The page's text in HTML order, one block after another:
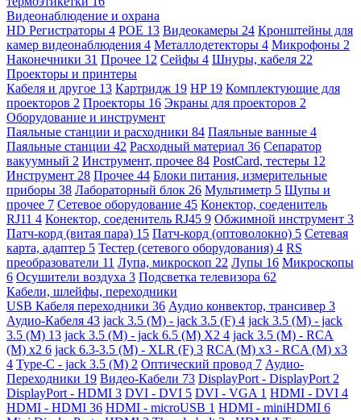
Видеонаблюдение и охрана
HD Регистраторы 4 POE 13 Видеокамеры 24 Кронштейны для
камер видеонаблюдения 4 Металлодетекторы 4 Микрофоны 2
Наконечники 31 Прочее 12 Сейфы 4 Шнуры, кабеля 22
Проекторы и принтеры
Кабеля и другое 13 Картридж 19 HP 19 Комплектующие для
проекторов 2 Проекторы 16 Экраны для проекторов 2
Оборудование и инструмент
Паяльные станции и расходники 84 Паяльные ванные 4
Паяльные станции 42 Расходный материал 36 Сепаратор
вакуумный 2 Инструмент, прочее 84 PostCard, тестеры 12
Инструмент 28 Прочее 44 Блоки питания, измерительные
приборы 38 Лабораторный блок 26 Мультиметр 5 Щупы и
прочее 7 Сетевое оборудование 45 Конектор, соеденитель
RJ11 4 Конектор, соеденитель RJ45 9 Обжимной инструмент 3
Патч-корд (витая пара) 15 Патч-корд (оптоволокно) 5 Сетевая
карта, адаптер 5 Тестер (сетевого оборудования) 4 RS
преобразователи 11 Лупа, микроскоп 22 Лупы 16 Микроскопы
6 Осушители воздуха 3 Подсветка телевизора 62
Кабели, шлейфы, переходники
USB Кабеля переходники 36 Аудио конвектор, трансивер 3
Аудио-Кабеля 43 jack 3.5 (M) - jack 3.5 (F) 4 jack 3.5 (M) - jack
3.5 (M) 13 jack 3.5 (M) - jack 6.5 (M) X2 4 jack 3.5 (M) - RCA
(M) x2 6 jack 6.3-3.5 (M) - XLR (F) 3 RCA (M) x3 - RCA (M) x3
4 Type-C - jack 3.5 (M) 2 Оптический провод 7 Аудио-
Переходники 19 Видео-Кабели 73 DisplayPort - DisplayPort 2
DisplayPort - HDMI 3 DVI - DVI 5 DVI - VGA 1 HDMI - DVI 4
HDMI - HDMI 36 HDMI - microUSB 1 HDMI - miniHDMI 6